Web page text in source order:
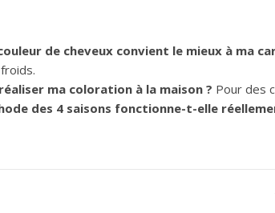
de cheveux convient le mieux à ma
ma coloration à la maison ? Pour des
des 4 saisons fonctionne-t-elle